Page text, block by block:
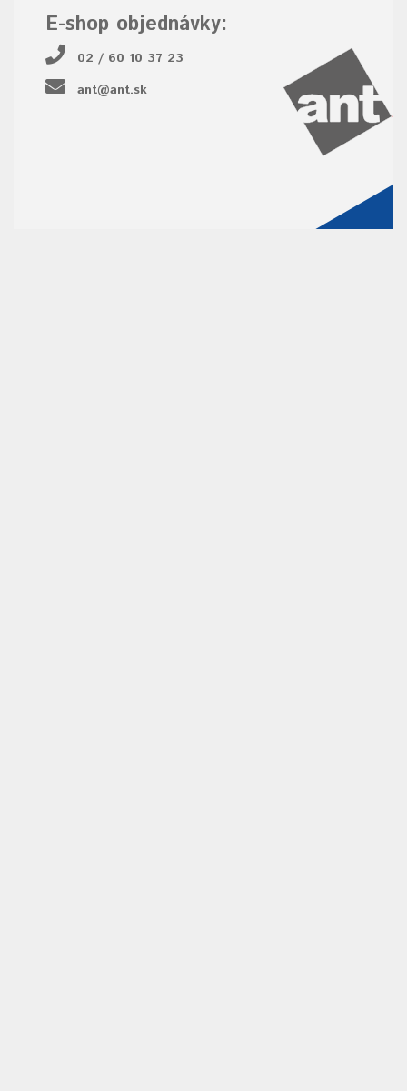
E-shop objednávky:
02 / 60 10 37 23
ant@ant.sk